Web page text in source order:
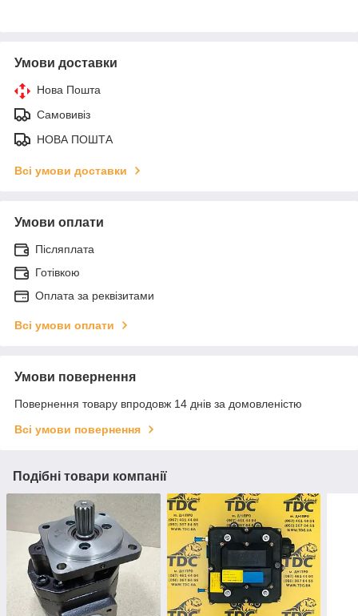
Умови доставки
Нова Пошта
Самовивіз
НОВА ПОШТА
Всі умови доставки
Умови оплати
Післяплата
Готівкою
Оплата за реквізитами
Всі умови оплати
Умови повернення
Повернення товару впродовж 14 днів за домовленістю
Всі умови повернення
Подібні товари компанії